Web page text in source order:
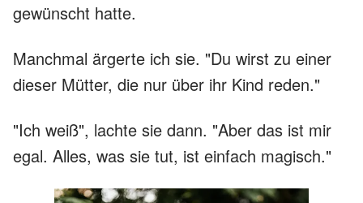
gewünscht hatte.
Manchmal ärgerte ich sie. "Du wirst zu einer
dieser Mütter, die nur über ihr Kind reden."
"Ich weiß", lachte sie dann. "Aber das ist mir
egal. Alles, was sie tut, ist einfach magisch."